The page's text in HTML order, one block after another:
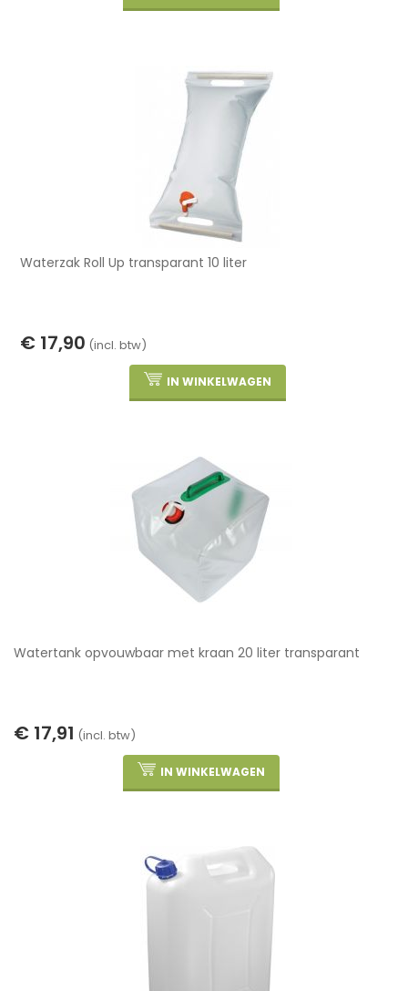
Waterzak Roll Up transparant 10 liter
€ 17,90 (incl. btw)
IN WINKELWAGEN
Watertank opvouwbaar met kraan 20 liter transparant
€ 17,91 (incl. btw)
IN WINKELWAGEN